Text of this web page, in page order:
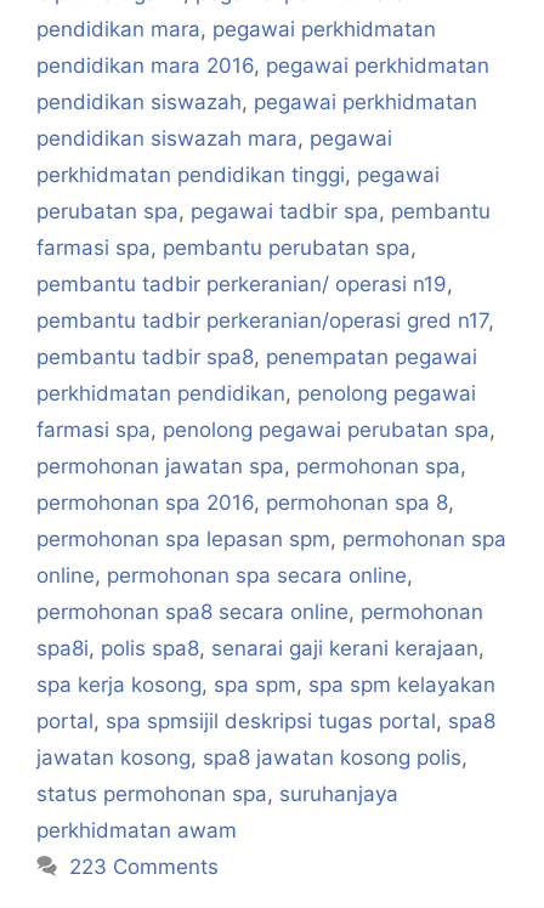
pendidikan mara, pegawai perkhidmatan
pendidikan mara 2016, pegawai perkhidmatan
pendidikan siswazah, pegawai perkhidmatan
pendidikan siswazah mara, pegawai
perkhidmatan pendidikan tinggi, pegawai
perubatan spa, pegawai tadbir spa, pembantu
farmasi spa, pembantu perubatan spa,
pembantu tadbir perkeranian/ operasi n19,
pembantu tadbir perkeranian/operasi gred n17,
pembantu tadbir spa8, penempatan pegawai
perkhidmatan pendidikan, penolong pegawai
farmasi spa, penolong pegawai perubatan spa,
permohonan jawatan spa, permohonan spa,
permohonan spa 2016, permohonan spa 8,
permohonan spa lepasan spm, permohonan spa
online, permohonan spa secara online,
permohonan spa8 secara online, permohonan
spa8i, polis spa8, senarai gaji kerani kerajaan,
spa kerja kosong, spa spm, spa spm kelayakan
portal, spa spmsijil deskripsi tugas portal, spa8
jawatan kosong, spa8 jawatan kosong polis,
status permohonan spa, suruhanjaya
perkhidmatan awam
223 Comments